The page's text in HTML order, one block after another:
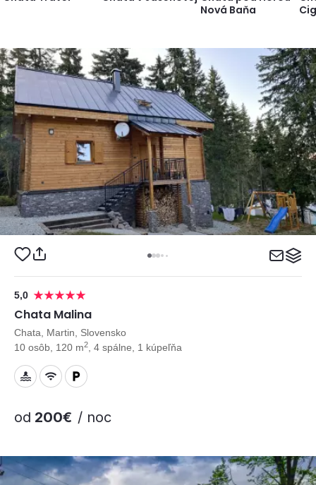
Nová Baňa
5,0
Chata Malina
Chata, Martin, Slovensko
10 osôb, 120 m2 , 4 spálne, 1 kúpeľňa
od 200€ / noc